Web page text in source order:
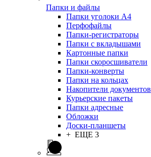
Папки и файлы
Папки уголоки А4
Перфофайлы
Папки-регистраторы
Папки с вкладышами
Картонные папки
Папки скоросшиватели
Папки-конверты
Папки на кольцах
Накопители документов
Курьерские пакеты
Папки адресные
Обложки
Доски-планшеты
+ ЕЩЕ 3